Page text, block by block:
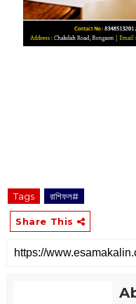
Tags রাশিফল#
Share This